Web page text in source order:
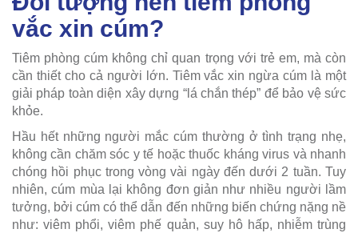
vắc xin cúm?
Tiêm phòng cúm không chỉ quan trọng với trẻ em, mà còn
cần thiết cho cả người lớn. Tiêm vắc xin ngừa cúm là một
giải pháp toàn diện xây dựng “lá chắn thép” để bảo vệ sức
khỏe.
Hầu hết những người mắc cúm thường ở tình trạng nhẹ,
không cần chăm sóc y tế hoặc thuốc kháng virus và nhanh
chóng hồi phục trong vòng vài ngày đến dưới 2 tuần. Tuy
nhiên, cúm mùa lại không đơn giản như nhiều người lầm
tưởng, bởi cúm có thể dẫn đến những biến chứng nặng nề
như: viêm phổi, viêm phế quản, suy hô hấp, nhiễm trùng